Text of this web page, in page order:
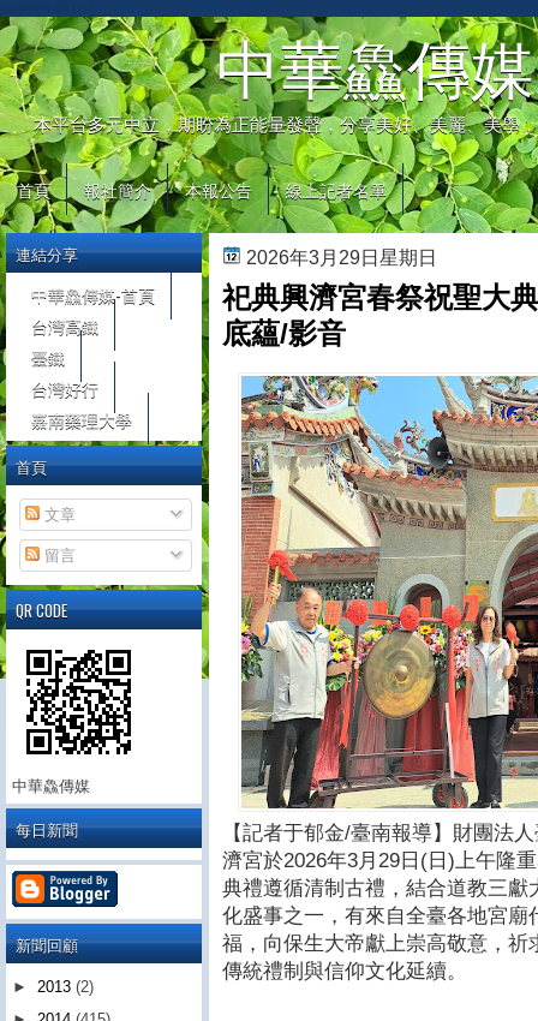
中華鱻傳媒
本平台多元中立，期盼為正能量發聲，分享美好、美麗、美學
首頁 報社簡介 本報公告 線上記者名單
2026年3月29日星期日
祀典興濟宮春祭祝聖大
底蘊/影音
【記者于郁金/臺南報導】財團法
濟宮於2026年3月29日(日)上午隆
典禮遵循清制古禮，結合道教三
化盛事之一，有來自全臺各地宮
福，向保生大帝獻上崇高敬意，
傳統禮制與信仰文化延續。
連結分享
中華鱻傳媒-首頁
台灣高鐵
臺鐵
台灣好行
嘉南藥理大學
首頁
文章
留言
QR CODE
中華鱻傳媒
每日新聞
新聞回顧
► 2013 (2)